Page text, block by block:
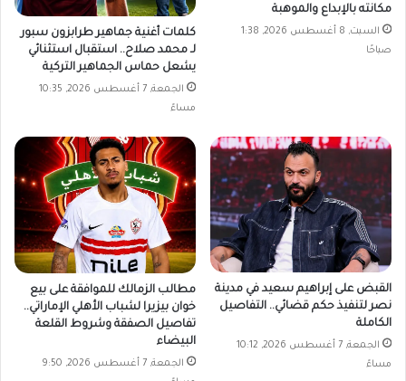
مكانته بالإبداع والموهبة
السبت, 8 أغسطس 2026, 1:38
صباحًا
كلمات أغنية جماهير طرابزون سبور
لـ محمد صلاح.. استقبال استثنائي
يشعل حماس الجماهير التركية
الجمعة, 7 أغسطس 2026, 10:35
مساءً
القبض على إبراهيم سعيد في مدينة
نصر لتنفيذ حكم قضائي.. التفاصيل
الكاملة
الجمعة, 7 أغسطس 2026, 10:12
مساءً
مطالب الزمالك للموافقة على بيع
خوان بيزيرا لشباب الأهلي الإماراتي..
تفاصيل الصفقة وشروط القلعة
البيضاء
الجمعة, 7 أغسطس 2026, 9:50